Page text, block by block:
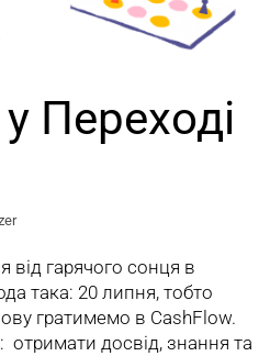
Переході
від гарячого сонця в
така: 20 липня, тобто
гратимемо в CashFlow.
отримати досвід, знання та